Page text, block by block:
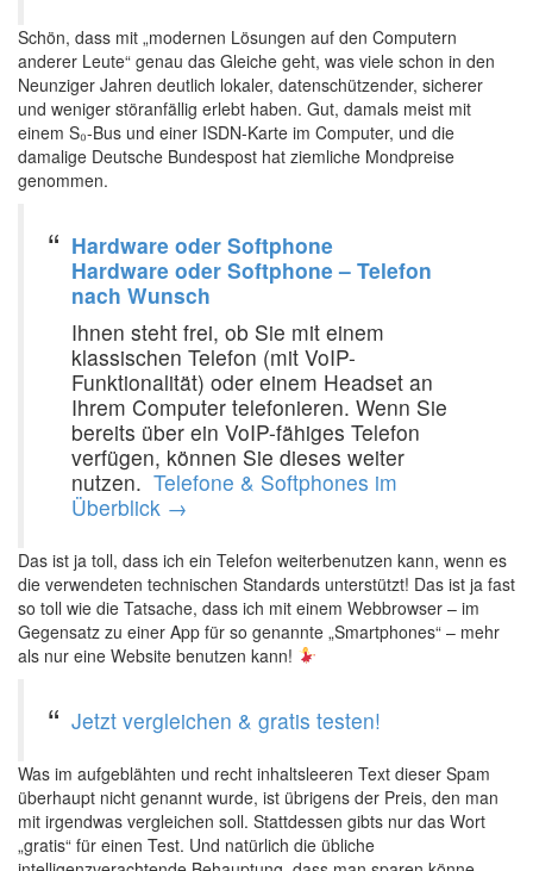
Schön, dass mit „modernen Lösungen auf den Computern
anderer Leute“ genau das Gleiche geht, was viele schon in den
Neunziger Jahren deutlich lokaler, datenschützender, sicherer
und weniger störanfällig erlebt haben. Gut, damals meist mit
einem S₀-Bus und einer ISDN-Karte im Computer, und die
damalige Deutsche Bundespost hat ziemliche Mondpreise
genommen. ‍
Hardware oder Softphone
Hardware oder Softphone – Telefon
nach Wunsch
Ihnen steht frei, ob Sie mit einem
klassischen Telefon (mit VoIP-
Funktionalität) oder einem Headset an
Ihrem Computer telefonieren. Wenn Sie
bereits über ein VoIP-fähiges Telefon
verfügen, können Sie dieses weiter
nutzen. ‍ Telefone & Softphones im
Überblick →
Das ist ja toll, dass ich ein Telefon weiterbenutzen kann, wenn es
die verwendeten technischen Standards unterstützt! Das ist ja fast
so toll wie die Tatsache, dass ich mit einem Webbrowser – im
Gegensatz zu einer App für so genannte „Smartphones“ – mehr
als nur eine Website benutzen kann!
Jetzt vergleichen & gratis testen!
Was im aufgeblähten und recht inhaltsleeren Text dieser Spam
überhaupt nicht genannt wurde, ist übrigens der Preis, den man
mit irgendwas vergleichen soll. Stattdessen gibts nur das Wort
„gratis“ für einen Test. Und natürlich die übliche